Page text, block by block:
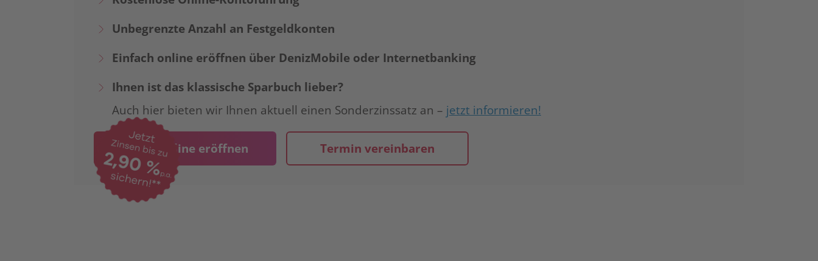
Unbegrenzte Anzahl an Festgeldkonten
Einfach online eröffnen über DenizMobile oder Internetbanking
Ihnen ist das klassische Sparbuch lieber?
Auch hier bieten wir Ihnen aktuell einen Sonderzinssatz an – jetzt informieren!
Konto online eröffnen Termin vereinbaren